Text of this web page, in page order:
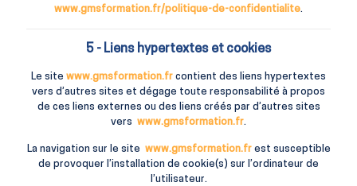
www.gmsformation.fr/politique-de-confidentialite.
5 - Liens hypertextes et cookies
Le site www.gmsformation.fr contient des liens hypertextes
vers d’autres sites et dégage toute responsabilité à propos
de ces liens externes ou des liens créés par d’autres sites
vers www.gmsformation.fr.
La navigation sur le site www.gmsformation.frest susceptible
de provoquer l’installation de cookie(s) sur l’ordinateur de
l’utilisateur.